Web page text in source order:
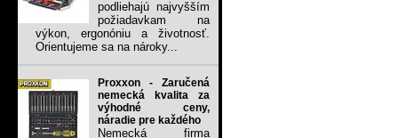
podliehajú najvyšším
požiadavkam na
výkon, ergonóniu a životnosť.
Orientujeme sa na nároky...
Proxxon - Zaručená
nemecká kvalita za
výhodné ceny,
náradie pre každého
Nemecká firma